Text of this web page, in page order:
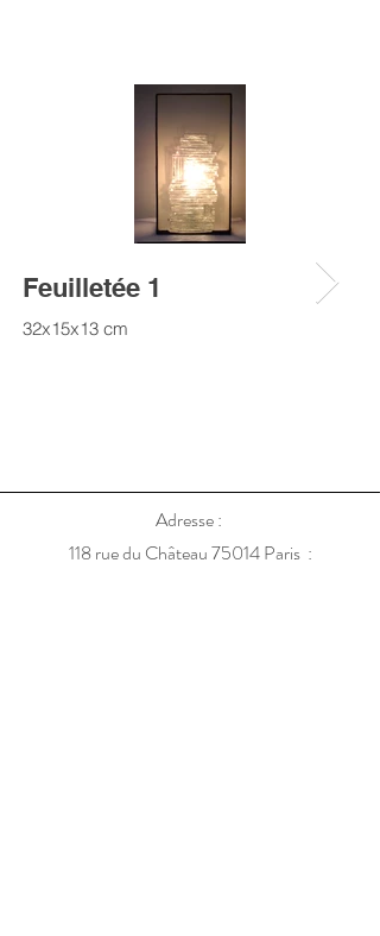
Feuilletée 1
32x15x13 cm
Adresse :
118 rue du Château 75014 Paris :